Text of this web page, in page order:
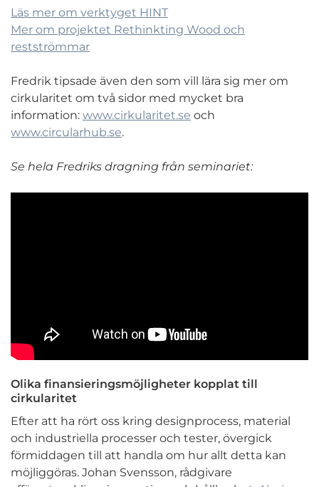
Läs mer om verktyget HINT
Mer om projektet Rethinkting Wood och
restströmmar
Fredrik tipsade även den som vill lära sig mer om
cirkularitet om två sidor med mycket bra
information: www.cirkularitet.se och
www.circularhub.se.
Se hela Fredriks dragning från seminariet:
Olika finansieringsmöjligheter kopplat till
cirkularitet
Efter att ha rört oss kring designprocess, material
och industriella processer och tester, övergick
förmiddagen till att handla om hur allt detta kan
möjliggöras. Johan Svensson, rådgivare